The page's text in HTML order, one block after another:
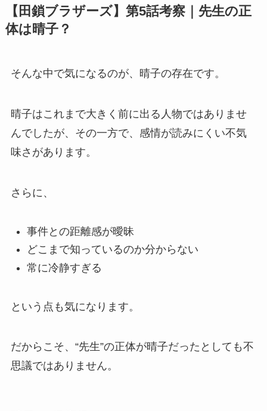
【田鎖ブラザーズ】第5話考察｜先生の正
体は晴子？
そんな中で気になるのが、晴子の存在です。
晴子はこれまで大きく前に出る人物ではありませ
んでしたが、その一方で、感情が読みにくい不気
味さがあります。
さらに、
事件との距離感が曖昧
どこまで知っているのか分からない
常に冷静すぎる
という点も気になります。
だからこそ、“先生”の正体が晴子だったとしても不
思議ではありません。